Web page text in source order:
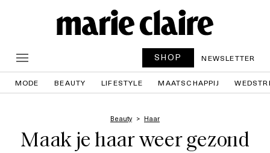
SHOP NEWSLETTER
MODE BEAUTY LIFESTYLE MAATSCHAPPIJ
Beauty Haar
Maak je haar weer gezond